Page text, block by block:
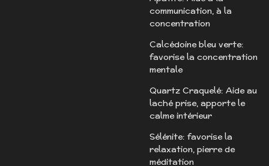
communication, à la
concentration
Calcédoine bleu verte:
favorise la concentration
mentale
Quartz Craquelé: Aide au
laché prise, apporte le
calme intérieur
Sélénite: favorise la
relaxation, pierre de
méditation